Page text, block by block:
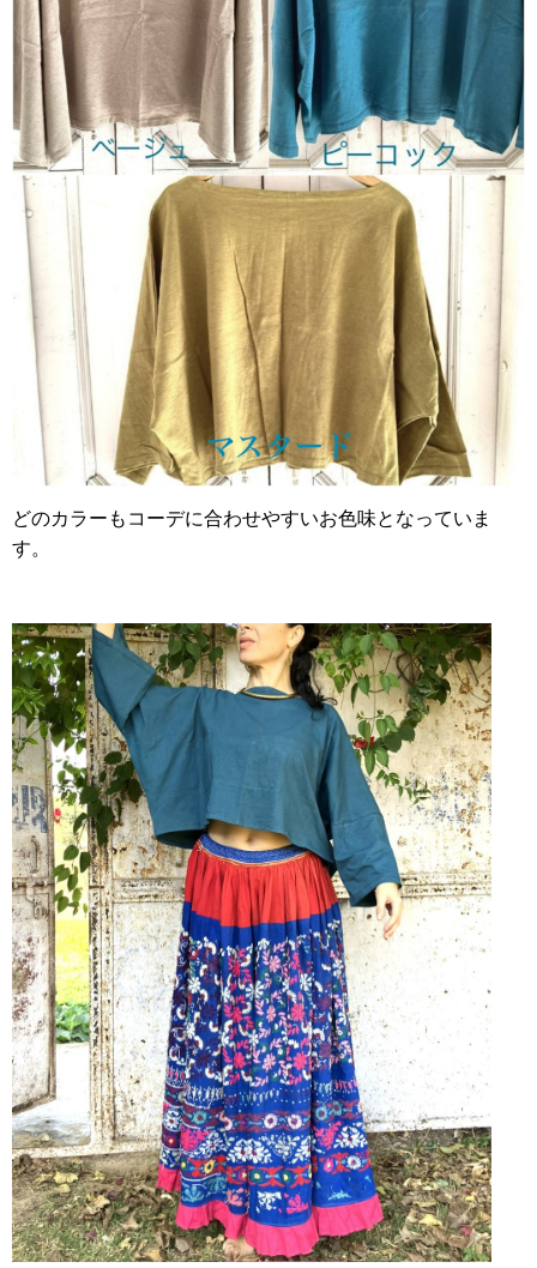
どのカラーもコーデに合わせやすいお色味となっていま
す。